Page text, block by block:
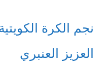
نجم الكرة
العزيز العنبري